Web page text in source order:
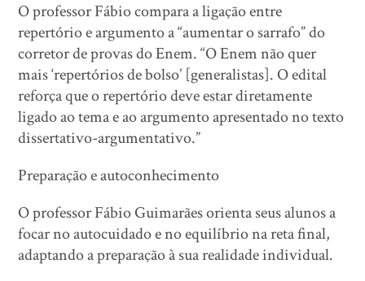
O professor Fábio compara a ligação entre
repertório e argumento a “aumentar o sarrafo” do
corretor de provas do Enem. “O Enem não quer
mais ‘repertórios de bolso’ [generalistas]. O edital
reforça que o repertório deve estar diretamente
ligado ao tema e ao argumento apresentado no texto
dissertativo-argumentativo.”
Preparação e autoconhecimento
O professor Fábio Guimarães orienta seus alunos a
focar no autocuidado e no equilíbrio na reta final,
adaptando a preparação à sua realidade individual.